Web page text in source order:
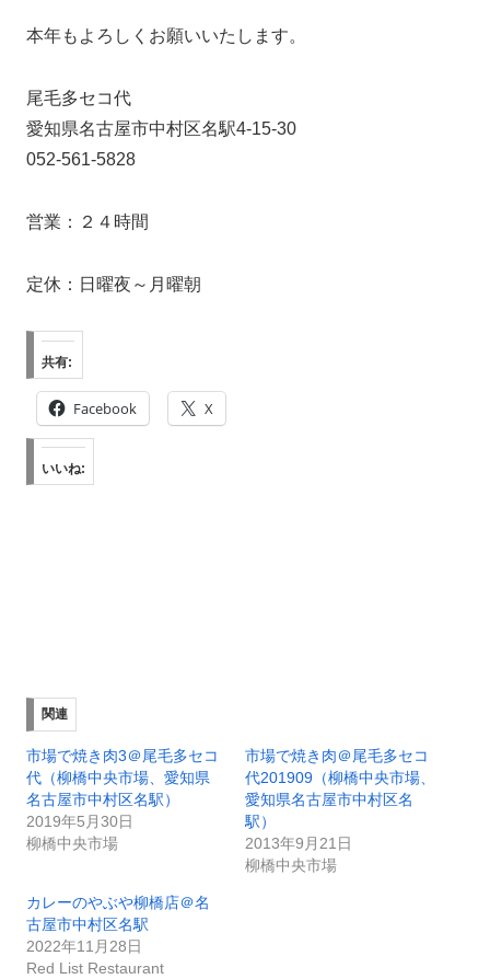
本年もよろしくお願いいたします。
尾毛多セコ代
愛知県名古屋市中村区名駅4-15-30
052-561-5828
営業：２４時間
定休：日曜夜～月曜朝
共有:
Facebook X
いいね:
関連
市場で焼き肉3＠尾毛多セコ
代（柳橋中央市場、愛知県
名古屋市中村区名駅）
2019年5月30日
柳橋中央市場
市場で焼き肉＠尾毛多セコ
代201909（柳橋中央市場、
愛知県名古屋市中村区名
駅）
2013年9月21日
柳橋中央市場
カレーのやぶや柳橋店＠名
古屋市中村区名駅
2022年11月28日
Red List Restaurant